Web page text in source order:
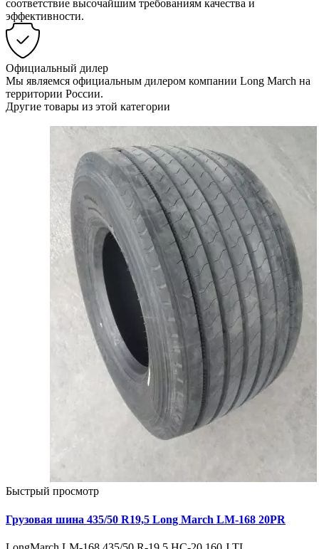
соответствие высочайшим требованиям качества и
эффективности.
Официальный дилер
Мы являемся официальным дилером компании Long March на
территории России.
Другие товары из этой категории
Быстрый просмотр
Грузовая шина 435/50 R19,5 Long March LM-168 20PR